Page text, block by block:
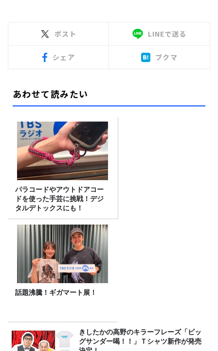
ポスト LINEで送る
シェア ブクマ
あわせて読みたい
パラコードやアウトドアコー
ドを使った手芸に挑戦！デジ
タルデトックスにも！
話題沸騰！ギガマート展！
きしたかの高野のキラーフレーズ「ビッ
グサンダー喝！！」Ｔシャツ新作が発売